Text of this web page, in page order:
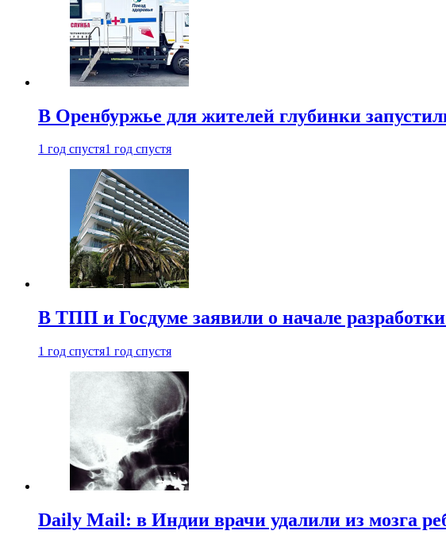
В Оренбуржье для жителей глубинки
1 год спустя1 год спустя
В ТПП и Госдуме заявили о начале
1 год спустя1 год спустя
Daily Mail: в Индии врачи удалили из мозга